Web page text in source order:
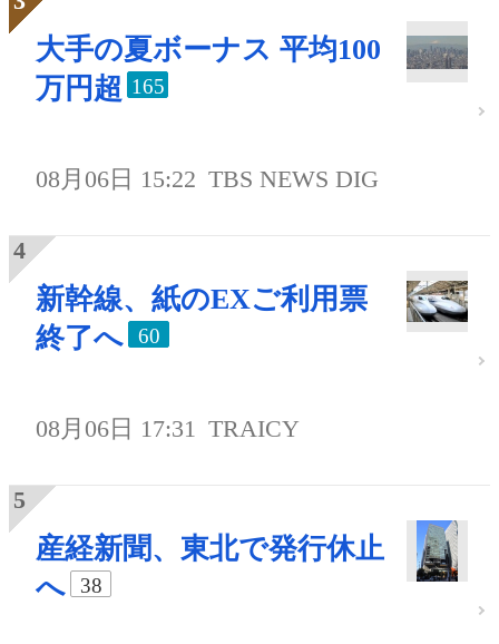
大手の夏ボーナス 平均100
万円超 165
08月06日 15:22 TBS NEWS DIG
新幹線、紙のEXご利用票
終了へ
60
08月06日 17:31 TRAICY
産経新聞、東北で発行休止
へ
38